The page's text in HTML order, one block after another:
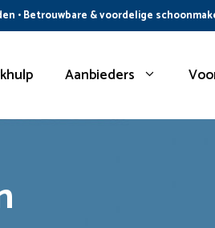
• Betrouwbare & voordelige
Aanbieders